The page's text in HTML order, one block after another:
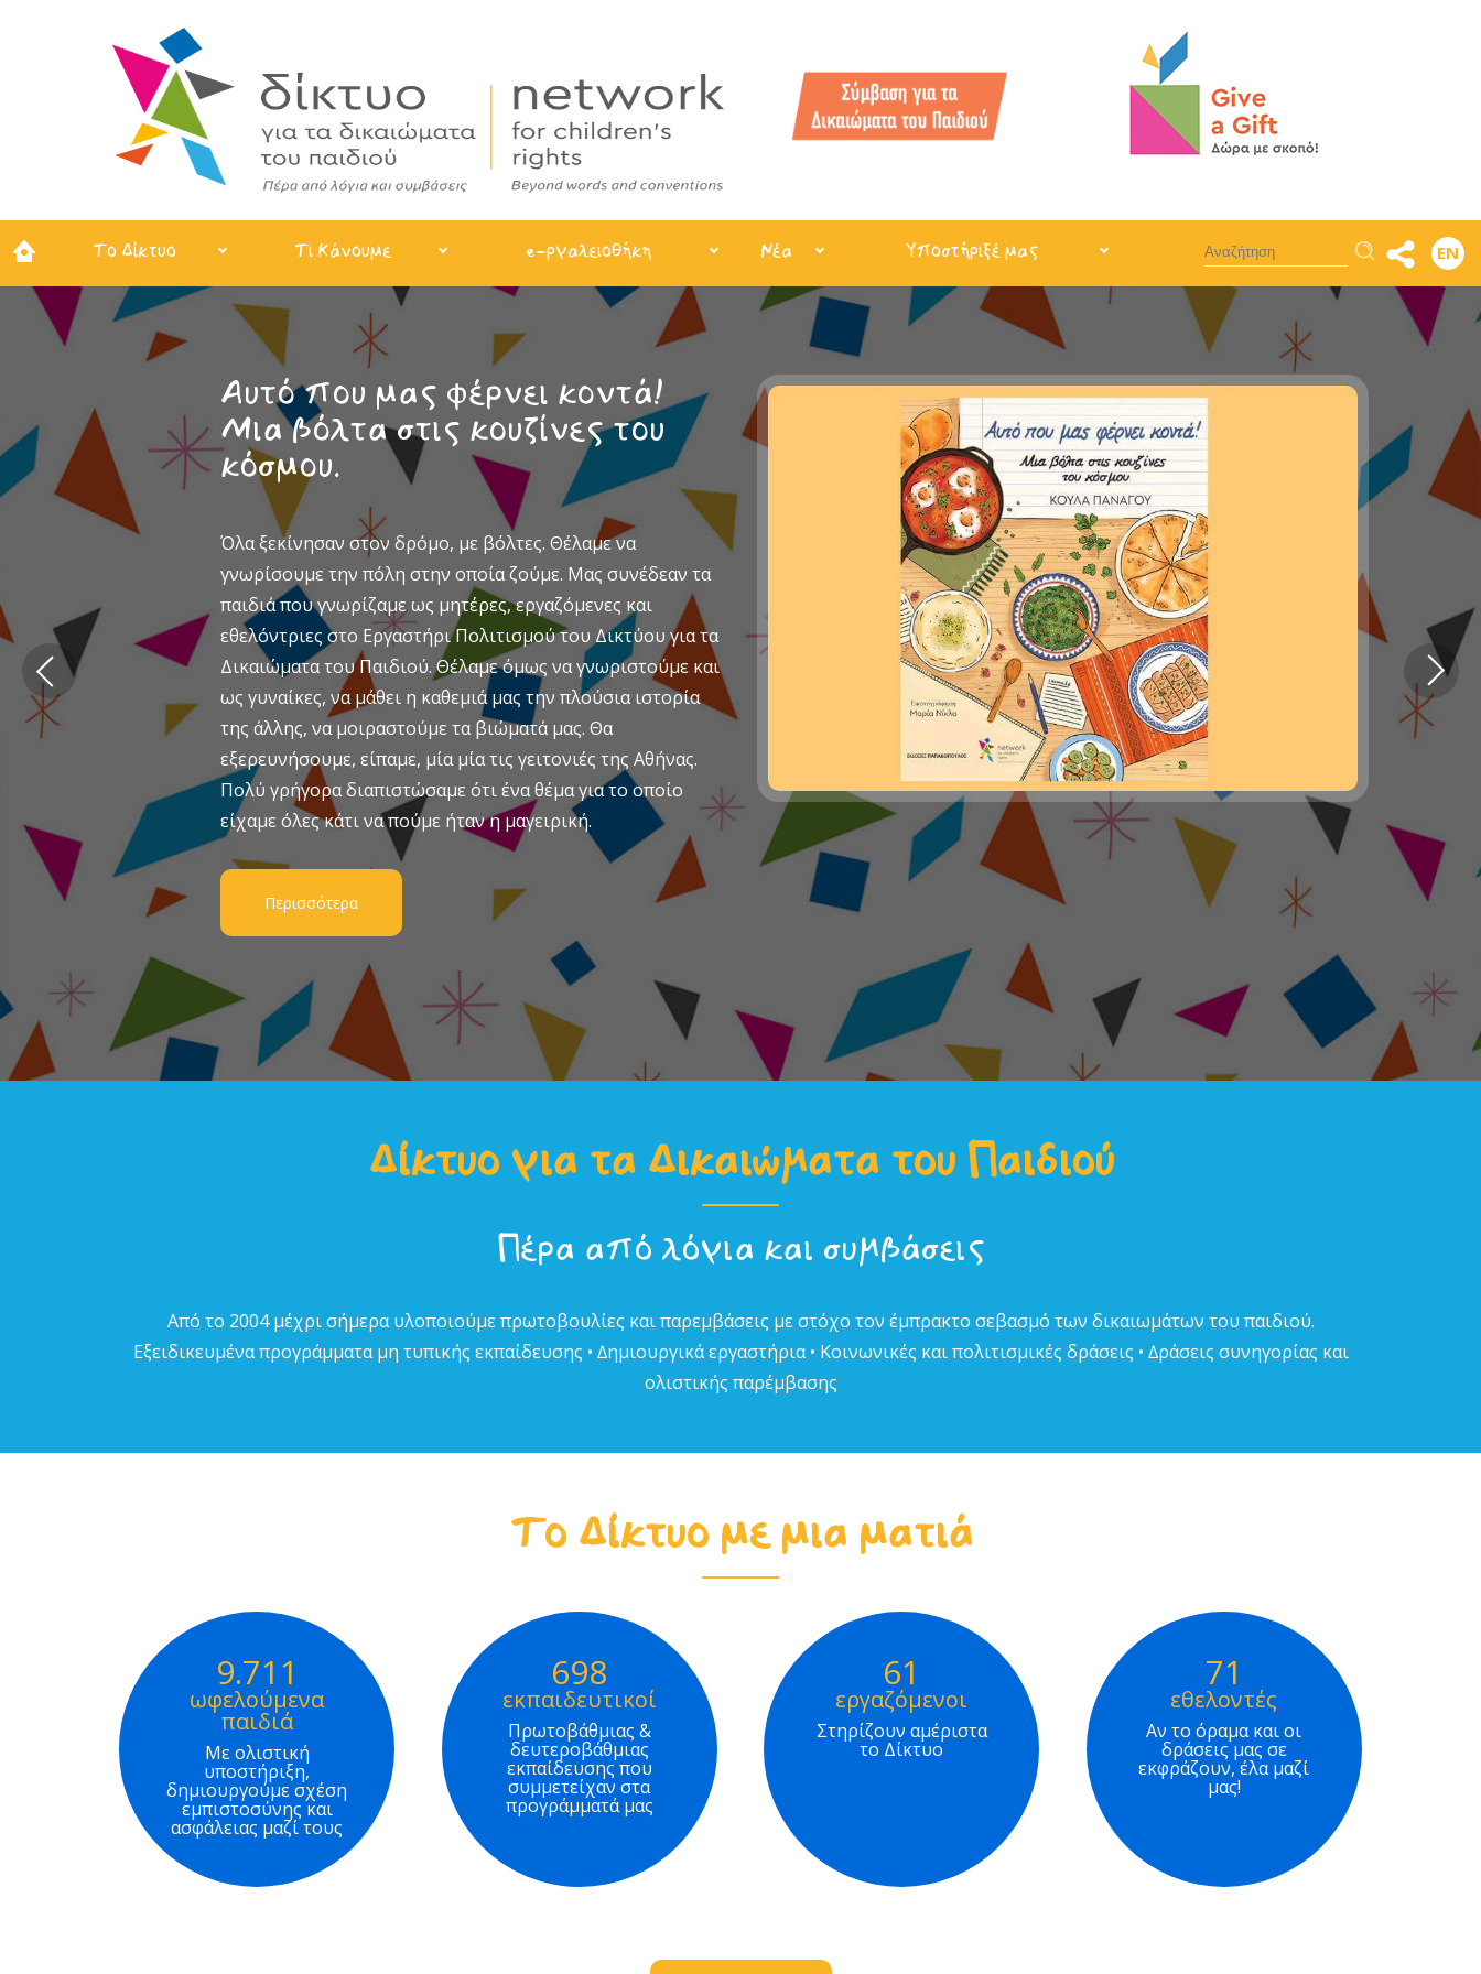
Το Δίκτυο Τι Κάνουμε e-ργαλειοθήκη Νέα Υποστήριξέ μας Αναζήτηση EN
Αυτό που μας φέρνει κοντά!
Μια βόλτα στις κουζίνες του
κόσμου.
Όλα ξεκίνησαν στον δρόμο, με βόλτες. Θέλαμε να
γνωρίσουμε την πόλη στην οποία ζούμε. Μας συνέδεαν τα
παιδιά που γνωρίζαμε ως μητέρες, εργαζόμενες και
εθελόντριες στο Εργαστήρι Πολιτισμού του Δικτύου για τα
Δικαιώματα του Παιδιού. Θέλαμε όμως να γνωριστούμε και
ως γυναίκες, να μάθει η καθεμιά μας την πλούσια ιστορία
της άλλης, να μοιραστούμε τα βιώματά μας. Θα
εξερευνήσουμε, είπαμε, μία μία τις γειτονιές της Αθήνας.
Πολύ γρήγορα διαπιστώσαμε ότι ένα θέμα για το οποίο
είχαμε όλες κάτι να πούμε ήταν η μαγειρική.
Περισσότερα
Δίκτυο για τα Δικαιώµατα του Παιδιού
Πέρα από λόγια και συµβάσεις
Από το 2004 µέχρι σήµερα υλοποιούµε πρωτοβουλίες και παρεµβάσεις µε στόχο τον έµπρακτο σεβασµό των δικαιωµάτων του παιδιού.
Εξειδικευµένα προγράµµατα µη τυπικής εκπαίδευσης • ∆ηµιουργικά εργαστήρια • Κοινωνικές και πολιτισµικές δράσεις • ∆ράσεις συνηγορίας και
ολιστικής παρέµβασης
Το Δίκτυο με μια ματιά
9.711
ωφελούμενα
παιδιά
Με ολιστική
υποστήριξη,
δημιουργούμε σχέση
εμπιστοσύνης και
ασφάλειας μαζί τους
698
εκπαιδευτικοί
Πρωτοβάθμιας &
δευτεροβάθμιας
εκπαίδευσης που
συμμετείχαν στα
προγράμματά μας
61
εργαζόμενοι
Στηρίζουν αμέριστα
το Δίκτυο
71
εθελοντές
Αν το όραμα και οι
δράσεις μας σε
εκφράζουν, έλα μαζί
μας!